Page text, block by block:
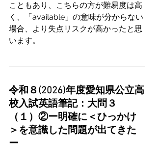
こともあり、こちらの方が難易度は高
く、「available」の意味が分からない
場合、より失点リスクが高かったと思
います。
令和８(2026)年度愛知県公立高
校入試英語筆記：大問３
（１）②ー明確に＜ひっかけ
＞を意識した問題が出てきた
ー